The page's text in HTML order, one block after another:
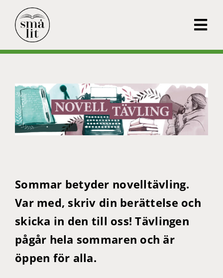
Fortsätt
innehållet
SMÅLITKARTAN
OM SMÅLIT
KONTAKT
ANMÄLAN
Sommar betyder novelltävling.
Var med, skriv din berättelse och
skicka in den till oss! Tävlingen
pågår hela sommaren och är
öppen för alla.